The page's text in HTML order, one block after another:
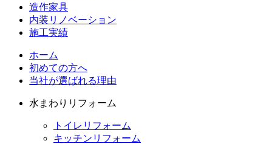
造作家具
内装リノベーション
施工実績
ホーム
初めての方へ
当社が選ばれる理由
水まわりリフォーム
トイレリフォーム
キッチンリフォーム